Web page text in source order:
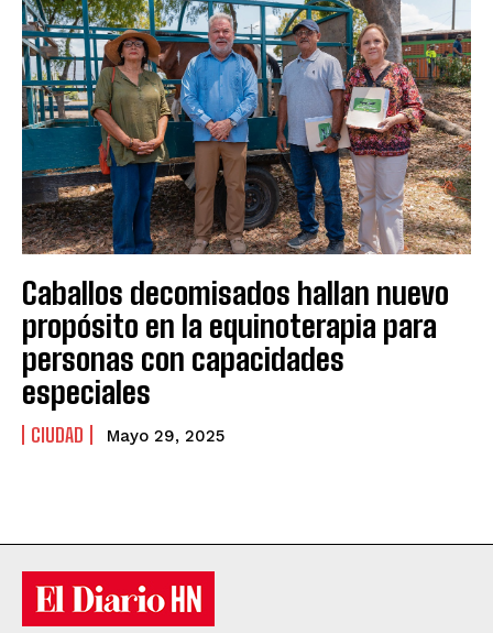
Caballos decomisados hallan nuevo
propósito en la equinoterapia para
personas con capacidades
especiales
CIUDAD Mayo 29, 2025